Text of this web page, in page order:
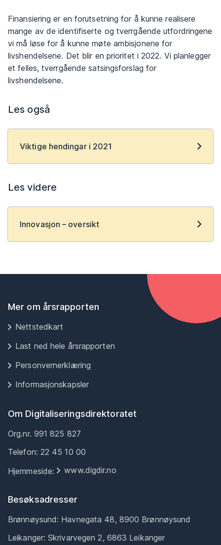
Finansiering er en forutsetning for å kunne realisere
mange av de identifiserte og tverrgående utfordringene
vi må løse for å kunne møte ambisjonene for
livshendelsene. Det blir en prioritet i 2022. Vi planlegger
et felles, tverrgående satsingsforslag for
livshendelsene.
Les også
Viktige hendingar i 2021
Les videre
Innovasjon – oversikt
Mer om årsrapporten
Nettstedkart
Last ned hele årsrapporten
Personvernerklæring
Informasjonskapsler
Om Digitaliseringsdirektoratet
Org.nr. 991 825 827
Telefon: 22 45 10 00
Hjemmeside:
www.digdir.no
Besøksadresser
Brønnøysund: Havnegata 48, 8900 Brønnøysund
Leikanger: Skrivarvegen 2, 6863 Leikanger